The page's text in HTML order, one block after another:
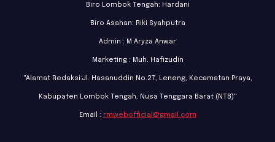
Biro Lombok Tengah: Hardani
Biro Asahan: Riki Syahputra
Admin : M Aryza Anwar
Marketing : Muh. Hafizudin
"Alamat Redaksi:Jl. Hasanuddin No.27, Leneng, Kecamatan Praya,
Kabupaten Lombok Tengah, Nusa Tenggara Barat (NTB)"
Email : rmwebofficial@gmail.com